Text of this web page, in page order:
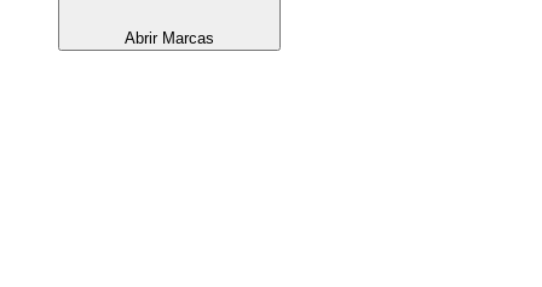
Abrir Marcas